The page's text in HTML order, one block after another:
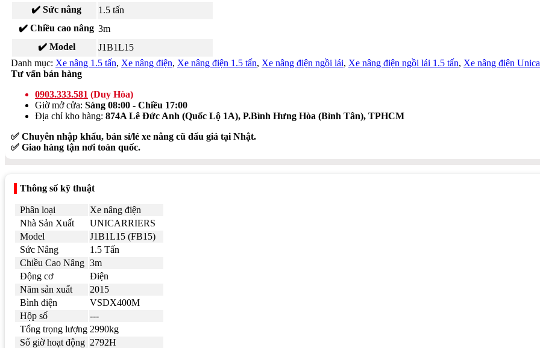
✔️ Sức nâng
1.5 tấn
✔️ Chiều cao nâng 3m
✔️ Model
J1B1L15
Danh mục: Xe nâng 1.5 tấn, Xe nâng điện, Xe nâng điện 1.5 tấn, Xe nâng điện ngồi lái, Xe nâng điện ngồi lái 1.5 tấn, Xe nâng điện
Tư vấn bán hàng
0903.333.581 (Duy Hòa)
Giờ mở cửa: Sáng 08:00 - Chiều 17:00
Địa chỉ kho hàng: 874A Lê Đức Anh (Quốc Lộ 1A), P.Bình Hưng Hòa (Bình Tân), TPHCM
✅ Chuyên nhập khẩu, bán sỉ/lẻ xe nâng cũ đấu giá tại Nhật.
✅ Giao hàng tận nơi toàn quốc.
Thông số kỹ thuật
Phân loại
Xe nâng điện
Nhà Sản Xuất
UNICARRIERS
Model
J1B1L15 (FB15)
Sức Nâng
1.5 Tấn
Chiều Cao Nâng 3m
Động cơ
Điện
Năm sản xuất
2015
Bình điện
VSDX400M
Hộp số
---
Tổng trọng lượng 2990kg
Số giờ hoạt động 2792H